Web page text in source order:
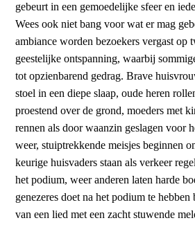
gebeurt in een gemoedelijke sfeer en
Wees ook niet bang voor wat er mag
ambiance worden bezoekers vergast op
geestelijke ontspanning, waarbij
tot opzienbarend gedrag. Brave
stoel in een diepe slaap, oude heren
proestend over de grond, moeders met
rennen als door waanzin geslagen voor
weer, stuiptrekkende meisjes beginnen
keurige huisvaders staan als verkeer
het podium, weer anderen laten harde
genezeres doet na het podium te hebben
van een lied met een zacht stuwende